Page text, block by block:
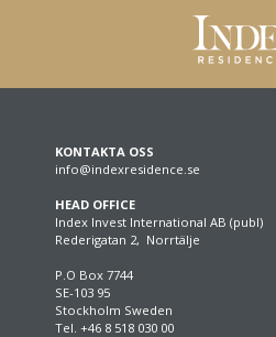
KONTAKTA OSS
info@indexresidence.se
HEAD OFFICE
Index Invest International AB (publ)
Rederigatan 2, Norrtälje
P.O Box 7744
SE-103 95
Stockholm Sweden
Tel. +46 8 518 030 00